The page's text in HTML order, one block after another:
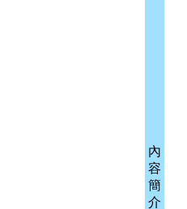
內
容
簡
介